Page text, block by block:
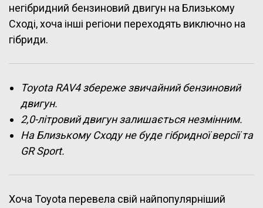
негібридний бензиновий двигун на Близькому
Сході, хоча інші регіони переходять виключно на
гібриди.
Toyota RAV4 збереже звичайний бензиновий
двигун.
2,0-літровий двигун залишається незмінним.
На Близькому Сходу не буде гібридної версії та
GR Sport.
Хоча Toyota перевела свій найпопулярніший